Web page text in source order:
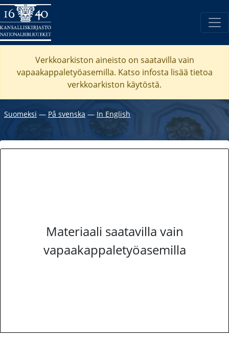
Verkkoarkiston aineisto on saatavilla vain
vapaakappaletyöasemilla. Katso infosta lisää tietoa
verkkoarkiston käytöstä.
Suomeksi ― På svenska ― In English
Materiaali saatavilla vain
vapaakappaletyöasemilla